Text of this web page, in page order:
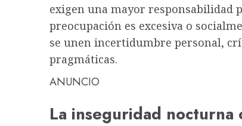
exigen una mayor responsabilidad
preocupación es excesiva o
se unen incertidumbre personal,
pragmáticas.
ANUNCIO
La inseguridad